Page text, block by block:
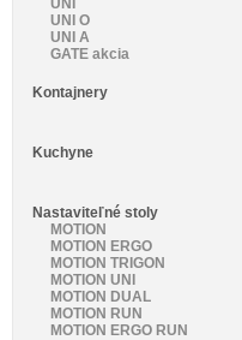
UNI
UNI O
UNI A
GATE akcia
Kontajnery
Kuchyne
Nastaviteľné stoly
MOTION
MOTION ERGO
MOTION TRIGON
MOTION UNI
MOTION DUAL
MOTION RUN
MOTION ERGO RUN